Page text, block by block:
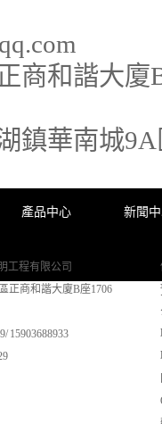
商和諧大廈
湖鎮華南
產品中心 新聞
工程有限公司
正商和諧大廈B座1706
15903688933